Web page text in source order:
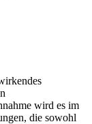
wird es im
die sowohl